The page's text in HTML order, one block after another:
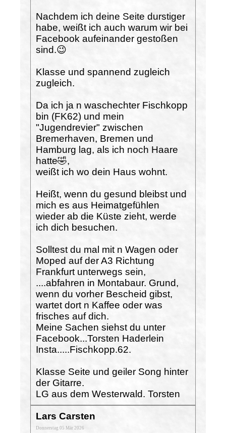
Nachdem ich deine Seite durstiger
habe, weißt ich auch warum wir bei
Facebook aufeinander gestoßen
sind.😉
Klasse und spannend zugleich
zugleich.
Da ich ja n waschechter Fischkopp
bin (FK62) und mein
"Jugendrevier" zwischen
Bremerhaven, Bremen und
Hamburg lag, als ich noch Haare
hatte🤣,
weißt ich wo dein Haus wohnt.
Heißt, wenn du gesund bleibst und
mich es aus Heimatgefühlen
wieder ab die Küste zieht, werde
ich dich besuchen.
Solltest du mal mit n Wagen oder
Moped auf der A3 Richtung
Frankfurt unterwegs sein,
....abfahren in Montabaur. Grund,
wenn du vorher Bescheid gibst,
wartet dort n Kaffee oder was
frisches auf dich.
Meine Sachen siehst du unter
Facebook...Torsten Haderlein
Insta.....Fischkopp.62.
Klasse Seite und geiler Song hinter
der Gitarre.
LG aus dem Westerwald. Torsten
Lars Carsten
Donnerstag 05 Mär 2026